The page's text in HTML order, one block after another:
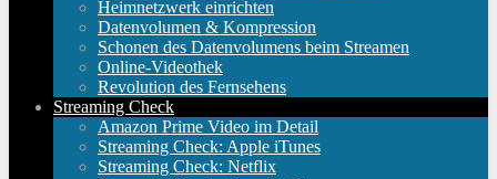
Heimnetzwerk einrichten
Datenvolumen & Kompression
Schonen des Datenvolumens beim Streamen
Online-Videothek
Revolution des Fernsehens
Streaming Check
Amazon Prime Video im Detail
Streaming Check: Apple iTunes
Streaming Check: Netflix